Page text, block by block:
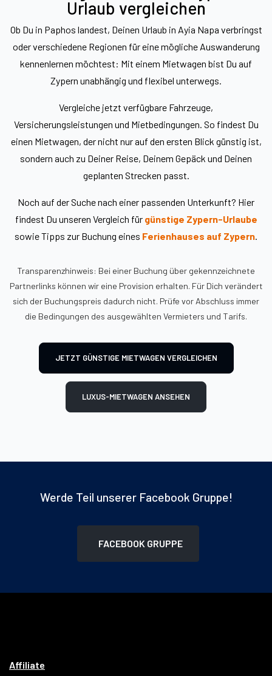
Urlaub vergleichen
Ob Du in Paphos landest, Deinen Urlaub in Ayia Napa verbringst
oder verschiedene Regionen für eine mögliche Auswanderung
kennenlernen möchtest: Mit einem Mietwagen bist Du auf
Zypern unabhängig und flexibel unterwegs.
Vergleiche jetzt verfügbare Fahrzeuge,
Versicherungsleistungen und Mietbedingungen. So findest Du
einen Mietwagen, der nicht nur auf den ersten Blick günstig ist,
sondern auch zu Deiner Reise, Deinem Gepäck und Deinen
geplanten Strecken passt.
Noch auf der Suche nach einer passenden Unterkunft? Hier
findest Du unseren Vergleich für günstige Zypern-Urlaube
sowie Tipps zur Buchung eines Ferienhauses auf Zypern.
Transparenzhinweis: Bei einer Buchung über gekennzeichnete
Partnerlinks können wir eine Provision erhalten. Für Dich verändert
sich der Buchungspreis dadurch nicht. Prüfe vor Abschluss immer
die Bedingungen des ausgewählten Vermieters und Tarifs.
JETZT GÜNSTIGE MIETWAGEN VERGLEICHEN
LUXUS-MIETWAGEN ANSEHEN
Werde Teil unserer Facebook Gruppe!
FACEBOOK GRUPPE
Affiliate